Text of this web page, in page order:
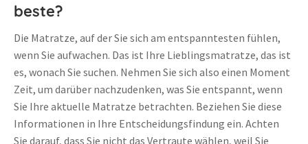
beste?
Die Matratze, auf der Sie sich am entspanntesten fühlen,
wenn Sie aufwachen. Das ist Ihre Lieblingsmatratze, das ist
es, wonach Sie suchen. Nehmen Sie sich also einen Moment
Zeit, um darüber nachzudenken, was Sie entspannt, wenn
Sie Ihre aktuelle Matratze betrachten. Beziehen Sie diese
Informationen in Ihre Entscheidungsfindung ein. Achten
Sie darauf, dass Sie nicht das Vertraute wählen, weil Sie